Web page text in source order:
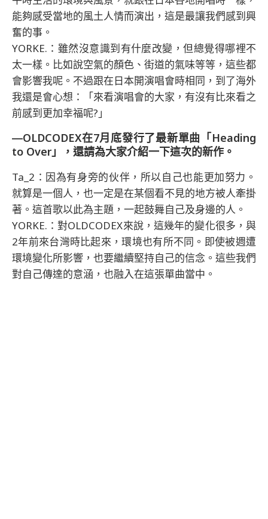
能夠感受當地的風土人情而演出，這是最讓我們感到興
奮的事。
YORKE.：雖然沒意識到有什麼改變，但總覺得哪裡不
太一樣。比如說空氣的顏色、街道的氣味等等，這些都
會影響我呢。不過跟在日本開演唱會時相同，到了海外
我還是會心想：「來看演唱會的大家，有沒有比來看之
前感到更加幸福呢?」
―OLDCODEX在7月底發行了最新單曲「Heading
to Over」，還請為大家介紹一下這次的新作。
Ta_2：因為有身旁的伙伴，所以自己也能更加努力。
就算是一個人，也一定是在某個看不見的地方被人牽掛
著。這首歌以此為主題，一起鼓舞自己及身邊的人。
YORKE.：對OLDCODEX來說，這幾年的變化很多，與
2年前來台灣時比起來，環境也有所不同。即使被週遭
環境變化所影響，也要繼續堅持自己的信念。這些我們
對自己傳達的意涵，也融入在這張單曲當中。